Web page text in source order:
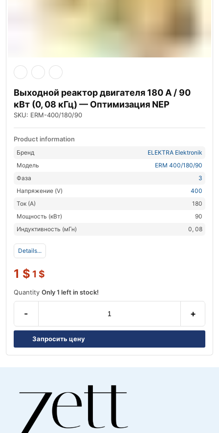
Выходной реактор двигателя 180 А / 90
кВт (0, 08 кГц) — Оптимизация NEP
SKU: ERM-400/180/90
Product information
Бренд
ELEKTRA Elektronik
Модель
ERM 400/180/90
Фаза
3
Напряжение (V)
400
Ток (А)
180
Мощность (кВт)
90
Индуктивность (мГн)
0, 08
Details...
1 $ 1 $
Quantity Only 1 left in stock!
- +
Запросить цену